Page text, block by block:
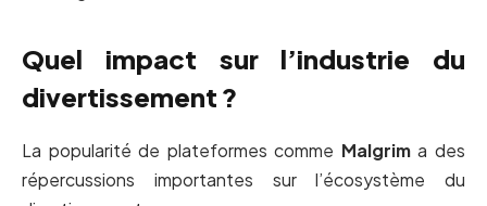
Quel impact sur l’industrie du
divertissement ?
La popularité de plateformes comme Malgrima des
répercussions importantes sur l’écosystème du